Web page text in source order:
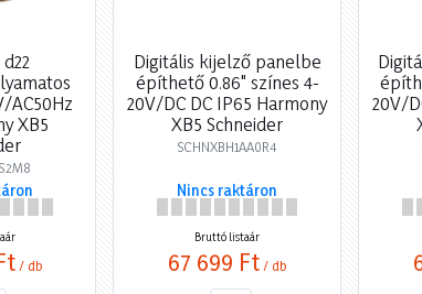
AC50Hz
XB5
/ db
Digitális kijelző panelbe
építhető 0.86" színes 4-
20V/DC DC IP65 Harmony
XB5 Schneider
SCHNXBH1AA0R4
Nincs raktáron
Bruttó listaár
67 699 Ft / db
20V/